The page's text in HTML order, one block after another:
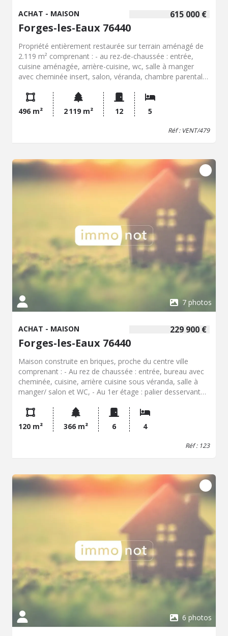
615 000 €
ACHAT - MAISON
Forges-les-Eaux 76440
Propriété entièrement restaurée sur terrain aménagé de
2.119 m² comprenant : - au rez-de-chaussée : entrée,
cuisine aménagée, arrière-cuisine, wc, salle à manger
avec cheminée insert, salon, véranda, chambre parentale
bureau, salle de jeux, buanderie, chaufferie, salle de sport,
- au 1er étage : mezzanine desservant 3 chambres, une
salle d'eau, un wc, 2 pièces aménageables en chambre,
chauffage central au fuel, garages attenants (possibilité
496 m² 2 119 m² 12 5
Réf : VENT/479
7 photos
229 900 €
ACHAT - MAISON
Forges-les-Eaux 76440
Maison construite en briques, proche du centre ville
comprenant : - Au rez de chaussée : entrée, bureau avec
cheminée, cuisine, arrière cuisine sous véranda, salle à
manger/ salon et WC, - Au 1er étage : palier desservant
desservant chambre et 2 greniers, Jardin, garage, cave,
dépendance divisée en buanderie et bûcher.
120 m² 366 m² 6 4
Réf : 123
6 photos